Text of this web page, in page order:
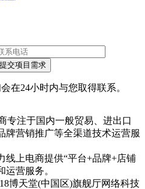
在24小时内与您取得联系。
专注于国内一般贸易、进出口
牌营销推广等全渠道技术运营服
线上电商提供“平台+品牌+店铺
运营服务。
博天堂(中国区)旗舰厅网络科技